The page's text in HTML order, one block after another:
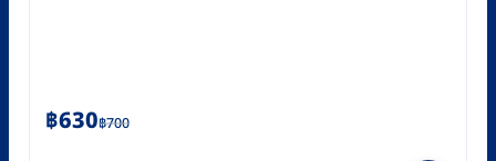
฿700
Original
฿630
Current